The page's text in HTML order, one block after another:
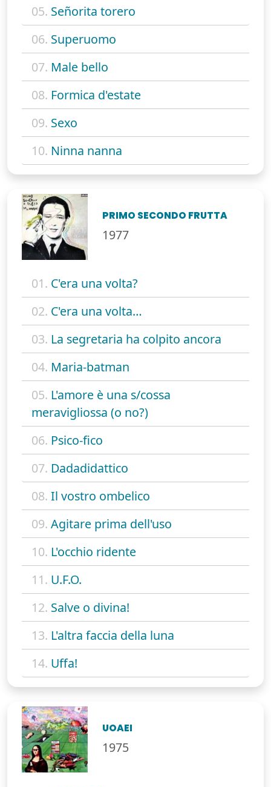
05. Señorita torero
06. Superuomo
07. Male bello
08. Formica d'estate
09. Sexo
10. Ninna nanna
PRIMO SECONDO FRUTTA
1977
01. C'era una volta?
02. C'era una volta…
03. La segretaria ha colpito ancora
04. Maria-batman
05. L'amore è una s/cossa
meravigliossa (o no?)
06. Psico-fico
07. Dadadidattico
08. Il vostro ombelico
09. Agitare prima dell'uso
10. L'occhio ridente
11. U.F.O.
12. Salve o divina!
13. L'altra faccia della luna
14. Uffa!
UOAEI
1975